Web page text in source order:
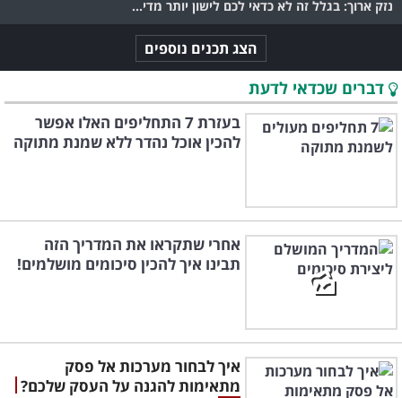
נזק ארוך: בגלל זה לא כדאי לכם לישון יותר מדי...
הצג תכנים נוספים
דברים שכדאי לדעת
בעזרת 7 התחליפים האלו אפשר
להכין אוכל נהדר ללא שמנת מתוקה
אחרי שתקראו את המדריך הזה
תבינו איך להכין סיכומים מושלמים!
איך לבחור מערכות אל פסק
מתאימות להגנה על העסק שלכם?